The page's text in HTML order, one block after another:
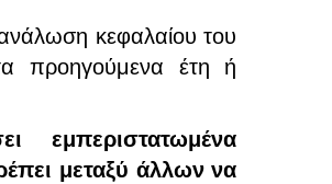
ανάλωση κεφαλαίου του
προηγούμενα έτη ή
εμπεριστατωμένα
μεταξύ άλλων να